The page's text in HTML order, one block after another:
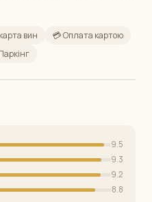
вин
💳 Оплата картою
9.5
9.3
9.2
8.8